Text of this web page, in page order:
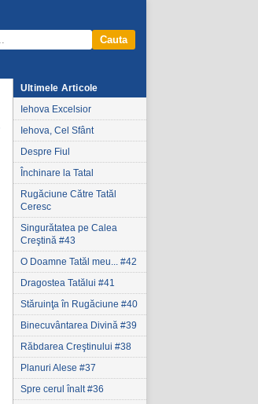
Cauta
Ultimele Articole
Iehova Excelsior
Iehova, Cel Sfânt
Despre Fiul
Închinare la Tatal
Rugăciune Către Tatăl
Ceresc
Singurătatea pe Calea
Creştină #43
O Doamne Tatăl meu... #42
Dragostea Tatălui #41
Stăruinţa în Rugăciune #40
Binecuvântarea Divină #39
Răbdarea Creştinului #38
Planuri Alese #37
Spre cerul înalt #36